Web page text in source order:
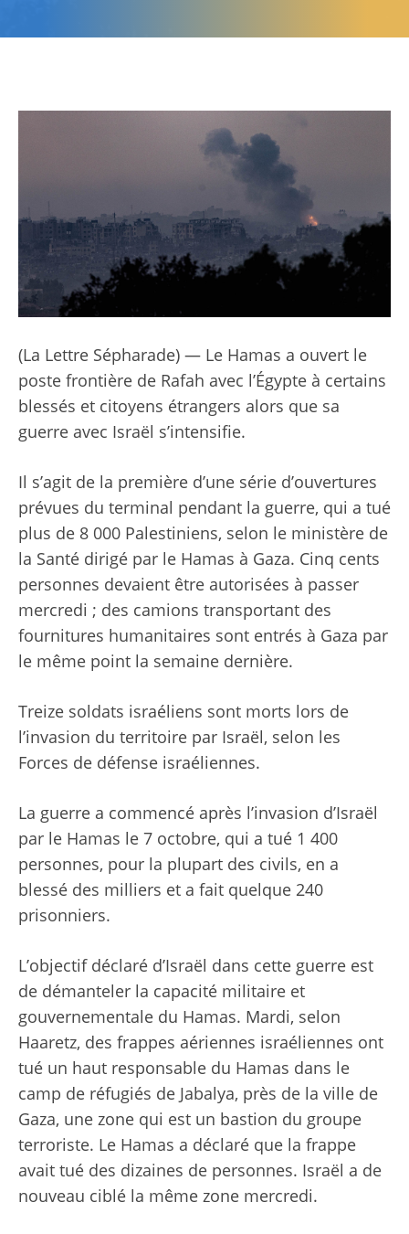
(La Lettre Sépharade) — Le Hamas a ouvert le
poste frontière de Rafah avec l’Égypte à certains
blessés et citoyens étrangers alors que sa
guerre avec Israël s’intensifie.
Il s’agit de la première d’une série d’ouvertures
prévues du terminal pendant la guerre, qui a tué
plus de 8 000 Palestiniens, selon le ministère de
la Santé dirigé par le Hamas à Gaza. Cinq cents
personnes devaient être autorisées à passer
mercredi ; des camions transportant des
fournitures humanitaires sont entrés à Gaza par
le même point la semaine dernière.
Treize soldats israéliens sont morts lors de
l’invasion du territoire par Israël, selon les
Forces de défense israéliennes.
La guerre a commencé après l’invasion d’Israël
par le Hamas le 7 octobre, qui a tué 1 400
personnes, pour la plupart des civils, en a
blessé des milliers et a fait quelque 240
prisonniers.
L’objectif déclaré d’Israël dans cette guerre est
de démanteler la capacité militaire et
gouvernementale du Hamas. Mardi, selon
Haaretz, des frappes aériennes israéliennes ont
tué un haut responsable du Hamas dans le
camp de réfugiés de Jabalya, près de la ville de
Gaza, une zone qui est un bastion du groupe
terroriste. Le Hamas a déclaré que la frappe
avait tué des dizaines de personnes. Israël a de
nouveau ciblé la même zone mercredi.